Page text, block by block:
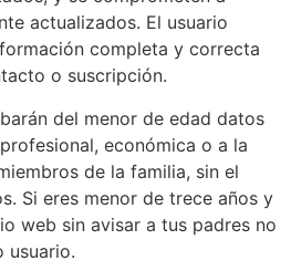
actualizados. El usuario
completa y correcta
o suscripción.
del menor de edad datos
económica o a la
de la familia, sin el
Si eres menor de trece años y
web sin avisar a tus padres no
usuario.